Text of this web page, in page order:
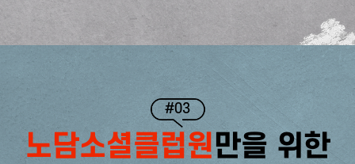
#03
노담소셜클럽원만을 위한